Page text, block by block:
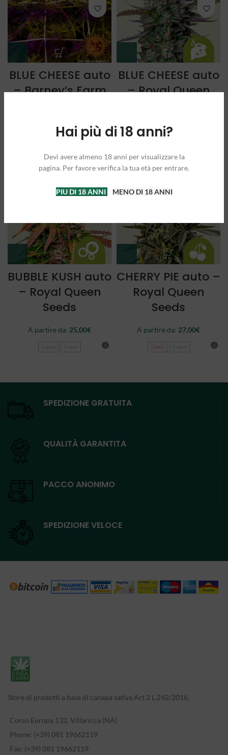
Hai più di 18 anni?
Devi avere almeno 18 anni per visualizzare la
pagina. Per favore verifica la tua età per entrare.
PIU DI 18 ANNI MENO DI 18 ANNI
BLUE CHEESE auto
– Barney’s Farm
5 semi
BLUE CHEESE auto
– Royal Queen
A partire da:
BUBBLE KUSH auto
– Royal Queen
Seeds
A partire da: 25,00€
CHERRY PIE auto –
Royal Queen
Seeds
A partire da: 27,00€
3 semi
SPEDIZIONE GRATUITA
QUALITÀ GARANTITA
PACCO ANONIMO
SPEDIZIONE VELOCE
Store di prodotti a base di canapa sativa Art.2 L.242/2016.
Corso Europa 132, Villaricca (NA)
Phone: (+39) 081 19662119
Fax: (+39) 081 19662119